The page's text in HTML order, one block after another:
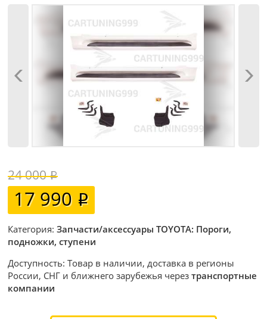
24 000
17 990
Категория:Запчасти/аксессуары TOYOTA: Пороги,
подножки, ступени
Доступность: Товар в наличии, доставка в регионы
России, СНГ и ближнего зарубежья черезтранспортные
компании